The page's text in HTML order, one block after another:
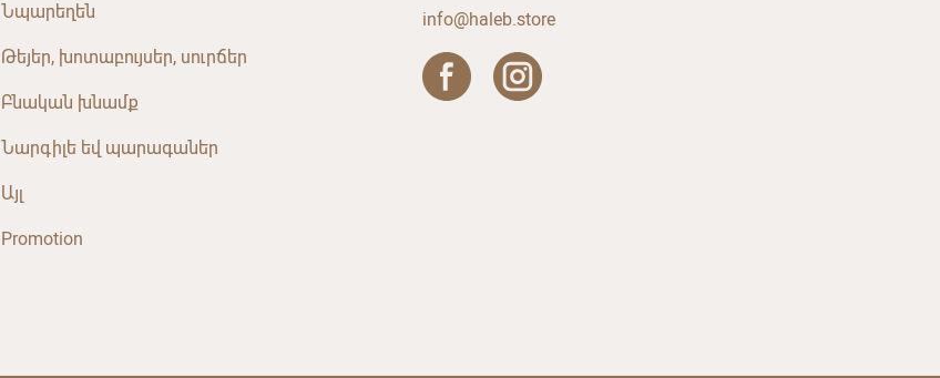
Նպարեղեն
Թեյեր, խոտաբույսեր, սուրճեր
Բնական խնամք
Նարգիլե եվ պարագաներ
Այլ
Promotion
info@haleb.store